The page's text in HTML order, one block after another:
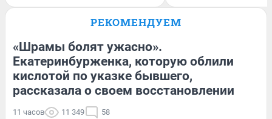
РЕКОМЕНДУЕМ
«Шрамы болят ужасно».
Екатеринбурженка, которую облили
кислотой по указке бывшего,
рассказала о своем восстановлении
11 часов 11 349 58